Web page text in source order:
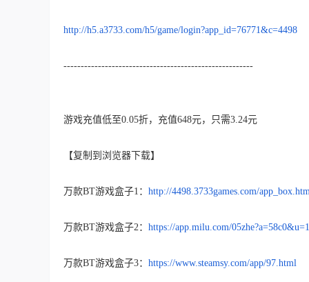
http://h5.a3733.com/h5/game/login?app_id=76771&c=4498
-------------------------------------------------------
游戏充值低至0.05折，充值648元，只需3.24元
【复制到浏览器下载】
万款BT游戏盒子1： http://4498.3733games.com/
万款BT游戏盒子2： https://app.milu.com/05zhe?a=58c0&u=1
万款BT游戏盒子3： https://www.steamsy.com/app/97.html